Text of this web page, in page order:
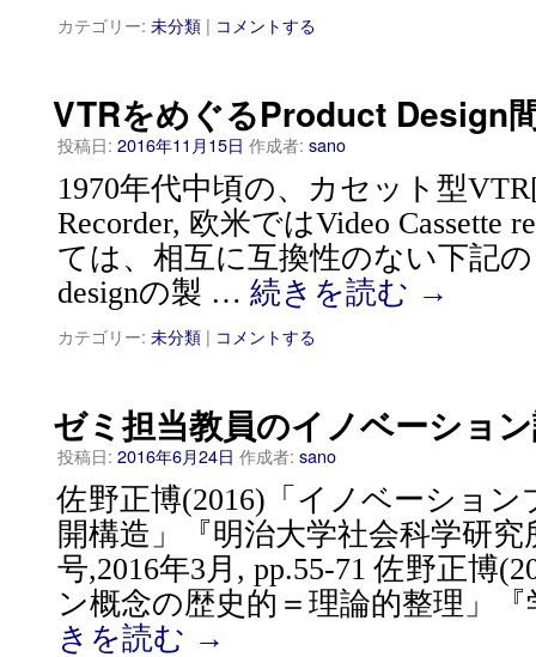
カテゴリー: 未分類 | コメントする
VTRをめぐるProduct Design
投稿日: 2016年11月15日 作成者: sano
1970年代中頃の、カセット型
Recorder, 欧米ではVideo Cassette
ては、相互に互換性のない下記
designの製 … 続きを読む →
カテゴリー: 未分類 | コメントする
ゼミ担当教員のイノベーショ
投稿日: 2016年6月24日 作成者: sano
佐野正博(2016)「イノベーショ
開構造」『明治大学社会科学研究
号,2016年3月, pp.55-71 佐野正博
ン概念の歴史的＝理論的整理」
きを読む →